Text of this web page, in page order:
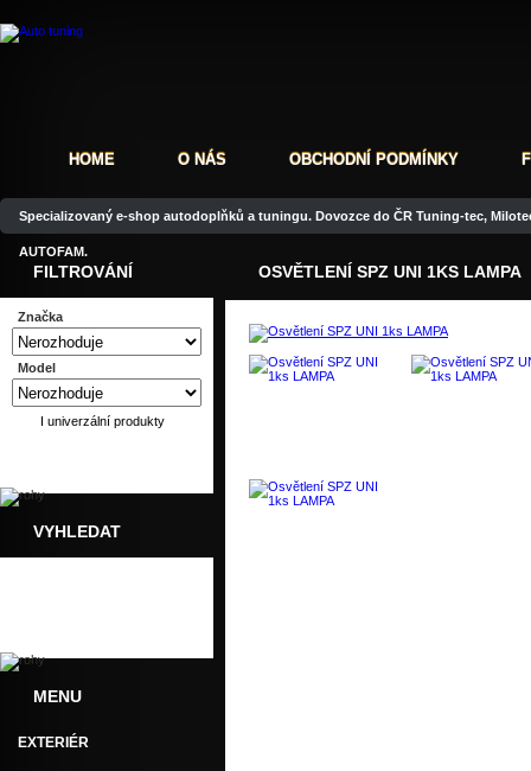
OSVĚTLENÍ SPZ UNI 1KS LAMPA
FILTROVÁNÍ
Značka
Model
I univerzální produkty
VYHLEDAT
MENU
EXTERIÉR
HOME O NÁS OBCHODNÍ PODMÍNKY
Specializovaný e-shop autodoplňků a tuningu. Dovozce do ČR Tuning-tec,
AUTOFAM.